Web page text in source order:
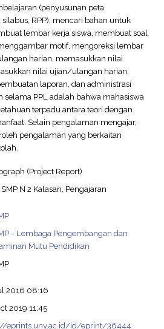
(penyusunan peta
RPP), mencari bahan untuk
lembar kerja siswa, membuat soal
motif, mengoreksi lembar
harian, memasukkan nilai
nilai ujian/ulangan harian,
laporan, dan administrasi
selama PPL adalah bahwa mahasiswa
terpadu antara teori dengan
Selain pengalaman mengajar,
pengalaman yang berkaitan
(Project Report)
SMP N 2 Kalasan, Pengajaran
- Lembaga Pengembangan dan
Mutu Pendidikan
2016 08:16
2019 11:45
eprints.uny.ac.id/id/eprint/36444